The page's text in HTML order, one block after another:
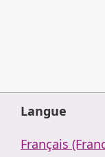
Langue
Français